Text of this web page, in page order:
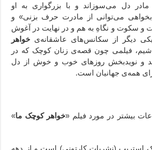
دل می‌سوزاند و با بزرگواری به او
می‌توانی از مادرت حرف بزنی» و
سکوت و نگاهِ به هم و در نهایت در آغوش
دیگر از سکانس‌های عاشقانه‌ی خواهر
فیلمی چون قصه‌ی زنان کوچک که در
و نویدبخش روزهای خوب و خوش از دل
همه‌ی جهانیان است.
خواهر کوچک ما»
استریپ (نشریات کارتونی) است و از دهه